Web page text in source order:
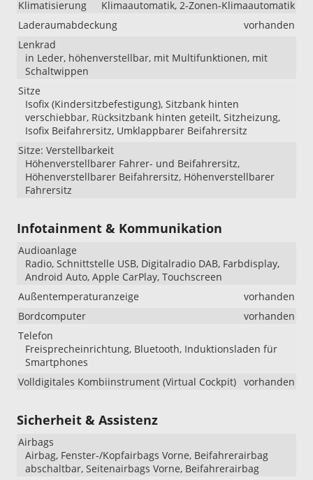
Klimatisierung
Klimaautomatik, 2-Zonen-Klimaautomatik
Laderaumabdeckung
vorhanden
Lenkrad
in Leder, höhenverstellbar, mit Multifunktionen, mit
Schaltwippen
Sitze
Isofix (Kindersitzbefestigung), Sitzbank hinten
verschiebbar, Rücksitzbank hinten geteilt, Sitzheizung,
Isofix Beifahrersitz, Umklappbarer Beifahrersitz
Sitze: Verstellbarkeit
Höhenverstellbarer Fahrer- und Beifahrersitz,
Höhenverstellbarer Beifahrersitz, Höhenverstellbarer
Fahrersitz
Infotainment & Kommunikation
Audioanlage
Radio, Schnittstelle USB, Digitalradio DAB, Farbdisplay,
Android Auto, Apple CarPlay, Touchscreen
Außentemperaturanzeige
vorhanden
Bordcomputer
vorhanden
Telefon
Freisprecheinrichtung, Bluetooth, Induktionsladen für
Smartphones
Volldigitales Kombiinstrument (Virtual Cockpit) vorhanden
Sicherheit & Assistenz
Airbags
Airbag, Fenster-/Kopfairbags Vorne, Beifahrerairbag
abschaltbar, Seitenairbags Vorne, Beifahrerairbag